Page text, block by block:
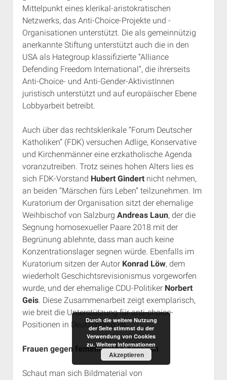
Mittelpunkt eines klerikal-aristokratischen
Netzwerks, das Anti-Choice-Projekte und -
Organisationen unterstützt. Die als gemeinnützig
anerkannte Stiftung unterstützt auch die in den
USA als Hategroup klassifizierte “Alliance
Defending Freedom International”, die ihrerseits
Anti-Choice- und Anti-Gender-AktivistInnen
juristisch unterstützt und auf europäischer Ebene
Lobbyarbeit betreibt.
Auch über das rechtsklerikale “Forum Deutscher
Katholiken” (FDK) versuchen Adlige, Konservative
und Kirchenmänner eine erzkatholische Agenda
voranzutreiben. Trotz seines hohen Alters lies es
sich FDK-Vorstand Hubert Gindertnicht nehmen,
an beiden “Märschen fürs Leben” teilzunehmen. Im
Kuratorium der Organisation sitzt der ehemalige
Weihbischof von Salzburg Andreas Laun, der die
Segnung homosexueller Paare 2018 mit der
Begrünung ablehnte, dass man auch keine
Konzentrationslager segnen würde. Ebenfalls im
Kuratorium sitzen der Autor Konrad Löw, dem
wiederholt Geschichtsrevisionismus vorgeworfen
wurde, und der ehemalige CDU-Politiker Norbert
Geis. Diese Zusammenarbeit zeigt exemplarisch,
wie breit die Unterstützung für anti-choice-
Positionen in Deutschland ist.
Frauen gegen feministische Anliegen
Schaut man sich Bildmaterial von
Durch die weitere Nutzung
der Seite stimmst du der
Verwendung von Cookies
zu. Weitere Informationen
Akzeptieren